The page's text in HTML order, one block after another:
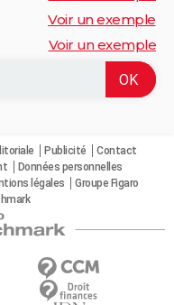
Voir un exemple
Voir un exemple
Publicité
Contact
Données personnelles
légales
Groupe Figaro